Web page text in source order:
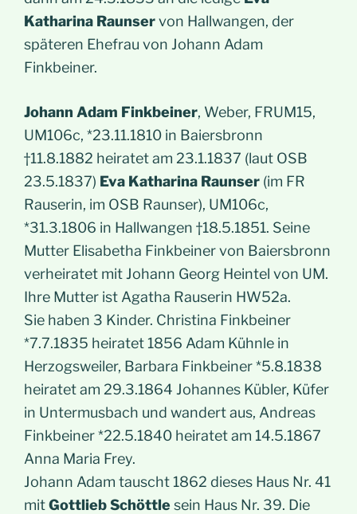
Katharina Raunservon Hallwangen, der
späteren Ehefrau von Johann Adam
Finkbeiner.
Johann Adam Finkbeiner, Weber, FRUM15,
UM106c, *23.11.1810 in Baiersbronn
†11.8.1882 heiratet am 23.1.1837 (laut OSB
23.5.1837) Eva Katharina Raunser (im FR
Rauserin, im OSB Raunser), UM106c,
*31.3.1806 in Hallwangen †18.5.1851. Seine
Mutter Elisabetha Finkbeiner von Baiersbronn
verheiratet mit Johann Georg Heintel von UM.
Ihre Mutter ist Agatha Rauserin HW52a.
Sie haben 3 Kinder. Christina Finkbeiner
*7.7.1835 heiratet 1856 Adam Kühnle in
Herzogsweiler, Barbara Finkbeiner *5.8.1838
heiratet am 29.3.1864 Johannes Kübler, Küfer
in Untermusbach und wandert aus, Andreas
Finkbeiner *22.5.1840 heiratet am 14.5.1867
Anna Maria Frey.
Johann Adam tauscht 1862 dieses Haus Nr. 41
mitGottlieb Schöttle sein Haus Nr. 39. Die